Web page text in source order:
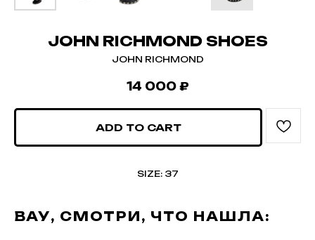
JOHN RICHMOND SHOES
JOHN RICHMOND
14 000 ₽
ADD TO CART
SIZE: 37
ВАУ, СМОТРИ, ЧТО НАШЛА: